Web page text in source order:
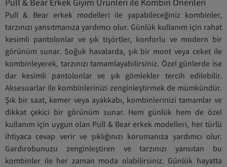
Pull & Bear erkek modelleri ile yapabileceğiniz kombinler,
tarzınızı yansıtmanıza yardımcı olur. Günlük kullanım için rahat
kesimli pantolonlar ve şık tişörtler, konforlu ve modern bir
görünüm sunar. Soğuk havalarda, şık bir mont veya ceket ile
kombinleyerek, tarzınızı tamamlayabilirsiniz. Özel günlerde ise
dar kesimli pantolonlar ve şık gömlekler tercih edilebilir.
Aksesuarlar ile kombinlerinizi zenginleştirmek de mümkündür.
Şık bir saat, kemer veya ayakkabı, kombinlerinizi tamamlar ve
dikkat çekici bir görünüm sunar. Hem günlük hem de özel
kullanım için uygun olan Pull & Bear erkek modelleri, her türlü
ihtiyaca cevap verir ve şıklığınızı korumanıza yardımcı olur.
Gardırobunuzu zenginleştiren ve tarzınızı yansıtan bu
kombinler ile her zaman moda olabilirsiniz. Günlük hayatta